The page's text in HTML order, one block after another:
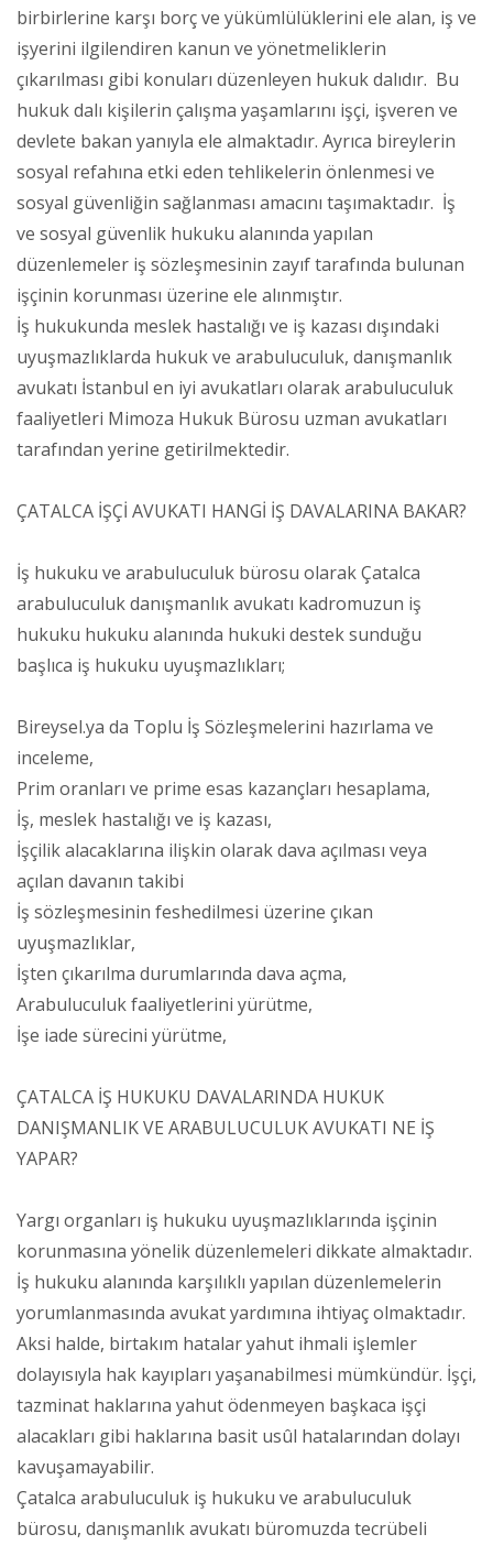
birbirlerine karşı borç ve yükümlülüklerini ele alan, iş ve
işyerini ilgilendiren kanun ve yönetmeliklerin
çıkarılması gibi konuları düzenleyen hukuk dalıdır. Bu
hukuk dalı kişilerin çalışma yaşamlarını işçi, işveren ve
devlete bakan yanıyla ele almaktadır. Ayrıca bireylerin
sosyal refahına etki eden tehlikelerin önlenmesi ve
sosyal güvenliğin sağlanması amacını taşımaktadır. İş
ve sosyal güvenlik hukuku alanında yapılan
düzenlemeler iş sözleşmesinin zayıf tarafında bulunan
işçinin korunması üzerine ele alınmıştır.
İş hukukunda meslek hastalığı ve iş kazası dışındaki
uyuşmazlıklarda hukuk ve arabuluculuk, danışmanlık
avukatı İstanbul en iyi avukatları olarak arabuluculuk
faaliyetleri Mimoza Hukuk Bürosu uzman avukatları
tarafından yerine getirilmektedir.
ÇATALCA İŞÇİ AVUKATI HANGİ İŞ DAVALARINA BAKAR?
İş hukuku ve arabuluculuk bürosu olarak Çatalca
arabuluculuk danışmanlık avukatı kadromuzun iş
hukuku hukuku alanında hukuki destek sunduğu
başlıca iş hukuku uyuşmazlıkları;
Bireysel.ya da Toplu İş Sözleşmelerini hazırlama ve
inceleme,
Prim oranları ve prime esas kazançları hesaplama,
İş, meslek hastalığı ve iş kazası,
İşçilik alacaklarına ilişkin olarak dava açılması veya
açılan davanın takibi
İş sözleşmesinin feshedilmesi üzerine çıkan
uyuşmazlıklar,
İşten çıkarılma durumlarında dava açma,
Arabuluculuk faaliyetlerini yürütme,
İşe iade sürecini yürütme,
ÇATALCA İŞ HUKUKU DAVALARINDA HUKUK
DANIŞMANLIK VE ARABULUCULUK AVUKATI NE İŞ
YAPAR?
Yargı organları iş hukuku uyuşmazlıklarında işçinin
korunmasına yönelik düzenlemeleri dikkate almaktadır.
İş hukuku alanında karşılıklı yapılan düzenlemelerin
yorumlanmasında avukat yardımına ihtiyaç olmaktadır.
Aksi halde, birtakım hatalar yahut ihmali işlemler
dolayısıyla hak kayıpları yaşanabilmesi mümkündür. İşçi,
tazminat haklarına yahut ödenmeyen başkaca işçi
alacakları gibi haklarına basit usûl hatalarından dolayı
kavuşamayabilir.
Çatalca arabuluculuk iş hukuku ve arabuluculuk
bürosu, danışmanlık avukatı büromuzda tecrübeli